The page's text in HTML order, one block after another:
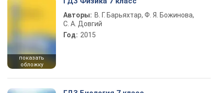
показать
обложку
Авторы: В. Г. Барьяхтар, Ф. Я. Божинова,
С. А. Довгий
Год: 2015